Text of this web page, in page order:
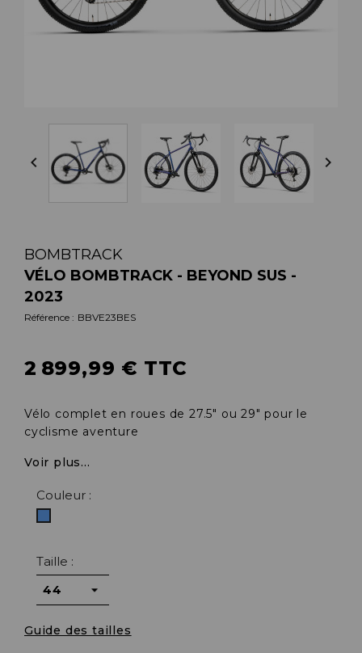
 
BOMBTRACK
VÉLO BOMBTRACK - BEYOND SUS -
2023
Référence : BBVE23BES
2 899,99 € TTC
Vélo complet en roues de 27.5" ou 29" pour le
cyclisme aventure
Voir plus...
Couleur :
Taille :
Guide des tailles